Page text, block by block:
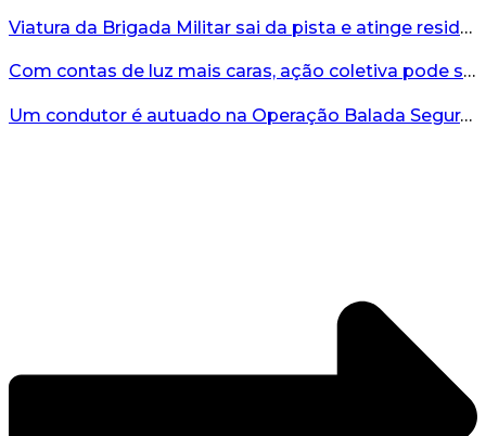
Viatura da Brigada Militar sai da pista e atinge residência no interior do RS...
Com contas de luz mais caras, ação coletiva pode ser caminho contra a RGE...
Um condutor é autuado na Operação Balada Segura em Bento...